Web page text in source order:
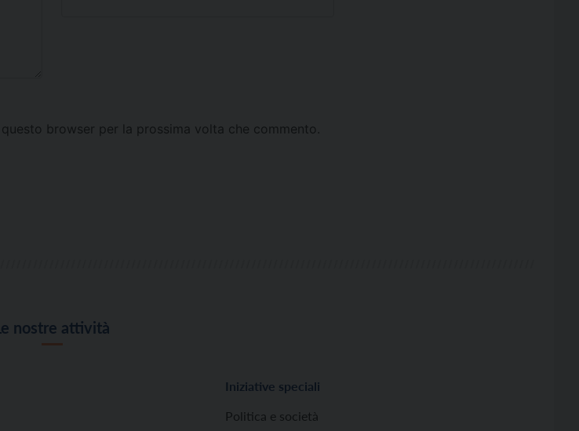
browser per la prossima volta che commento.
nostre attività
Iniziative speciali
Politica e società